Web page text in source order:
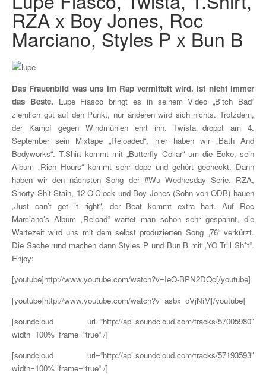
RZA x Boy Jones, Roc
Marciano, Styles P x Bun B
Das Frauenbild was uns im Rap vermittelt wird, ist nicht immer
das Beste. Lupe Fiasco bringt es in seinem Video „Bitch Bad“
ziemlich gut auf den Punkt, nur änderen wird sich nichts. Trotzdem,
der Kampf gegen Windmühlen ehrt ihn. Twista droppt am 4.
September sein Mixtape „Reloaded“, hier haben wir „Bath And
Bodyworks“. T.Shirt kommt mit „Butterfly Collar“ um die Ecke, sein
Album „Rich Hours“ kommt sehr dope und gehört gecheckt. Dann
haben wir den nächsten Song der #Wu Wednesday Serie. RZA,
Shorty Shit Stain, 12 O’Clock und Boy Jones (Sohn von ODB) hauen
„Just can’t get it right“, der Beat kommt extra hart. Auf Roc
Marciano’s Album „Reload“ wartet man schon sehr gespannt, die
Wartezeit wird uns mit dem selbst produzierten Song „76“ verkürzt.
Die Sache rund machen dann Styles P und Bun B mit „YO Trill Sh*t“.
Enjoy:
[youtube]http://www.youtube.com/watch?v=IeO-BPN2DQc[/youtube]
[youtube]http://www.youtube.com/watch?v=asbx_oVjNiM[/youtube]
[soundcloud url=“http://api.soundcloud.com/tracks/57005980″
width=100% iframe=“true“ /]
[soundcloud url=“http://api.soundcloud.com/tracks/57193593″
width=100% iframe=“true“ /]